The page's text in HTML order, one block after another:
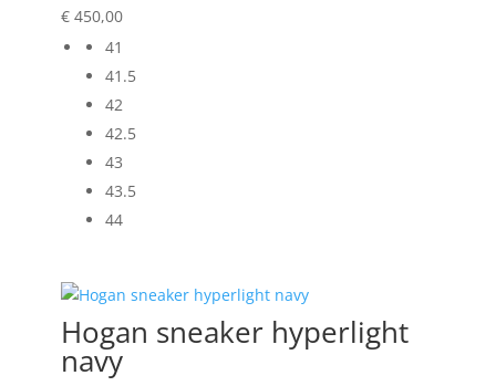
€450,00
41
41.5
42
42.5
43
43.5
44
Hogan sneaker hyperlight
navy